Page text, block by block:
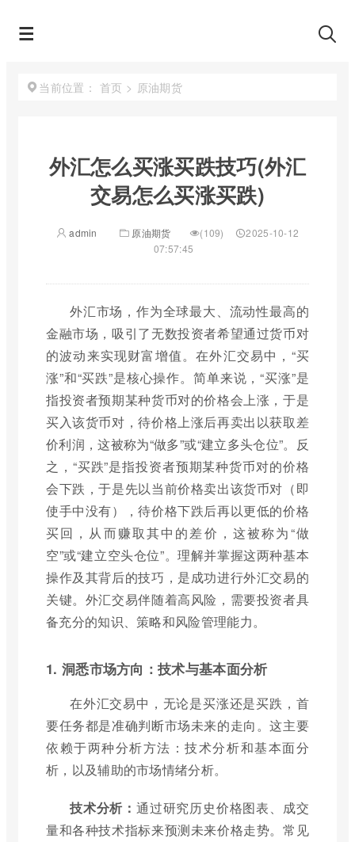
当前位置： 首页 > 原油期货
外汇怎么买涨买跌技巧(外汇
交易怎么买涨买跌)
admin 原油期货 (109)
2025-10-12
07:57:45
外汇市场，作为全球最大、流动性最高的
金融市场，吸引了无数投资者希望通过货币对
的波动来实现财富增值。在外汇交易中，“买
涨”和“买跌”是核心操作。简单来说，“买涨”是
指投资者预期某种货币对的价格会上涨，于是
买入该货币对，待价格上涨后再卖出以获取差
价利润，这被称为“做多”或“建立多头仓位”。反
之，“买跌”是指投资者预期某种货币对的价格
会下跌，于是先以当前价格卖出该货币对（即
使手中没有），待价格下跌后再以更低的价格
买回，从而赚取其中的差价，这被称为“做
空”或“建立空头仓位”。理解并掌握这两种基本
操作及其背后的技巧，是成功进行外汇交易的
关键。外汇交易伴随着高风险，需要投资者具
备充分的知识、策略和风险管理能力。
1. 洞悉市场方向：技术与基本面分析
在外汇交易中，无论是买涨还是买跌，首
要任务都是准确判断市场未来的走向。这主要
依赖于两种分析方法：技术分析和基本面分
析，以及辅助的市场情绪分析。
技术分析：通过研究历史价格图表、成交
量和各种技术指标来预测未来价格走势。常见